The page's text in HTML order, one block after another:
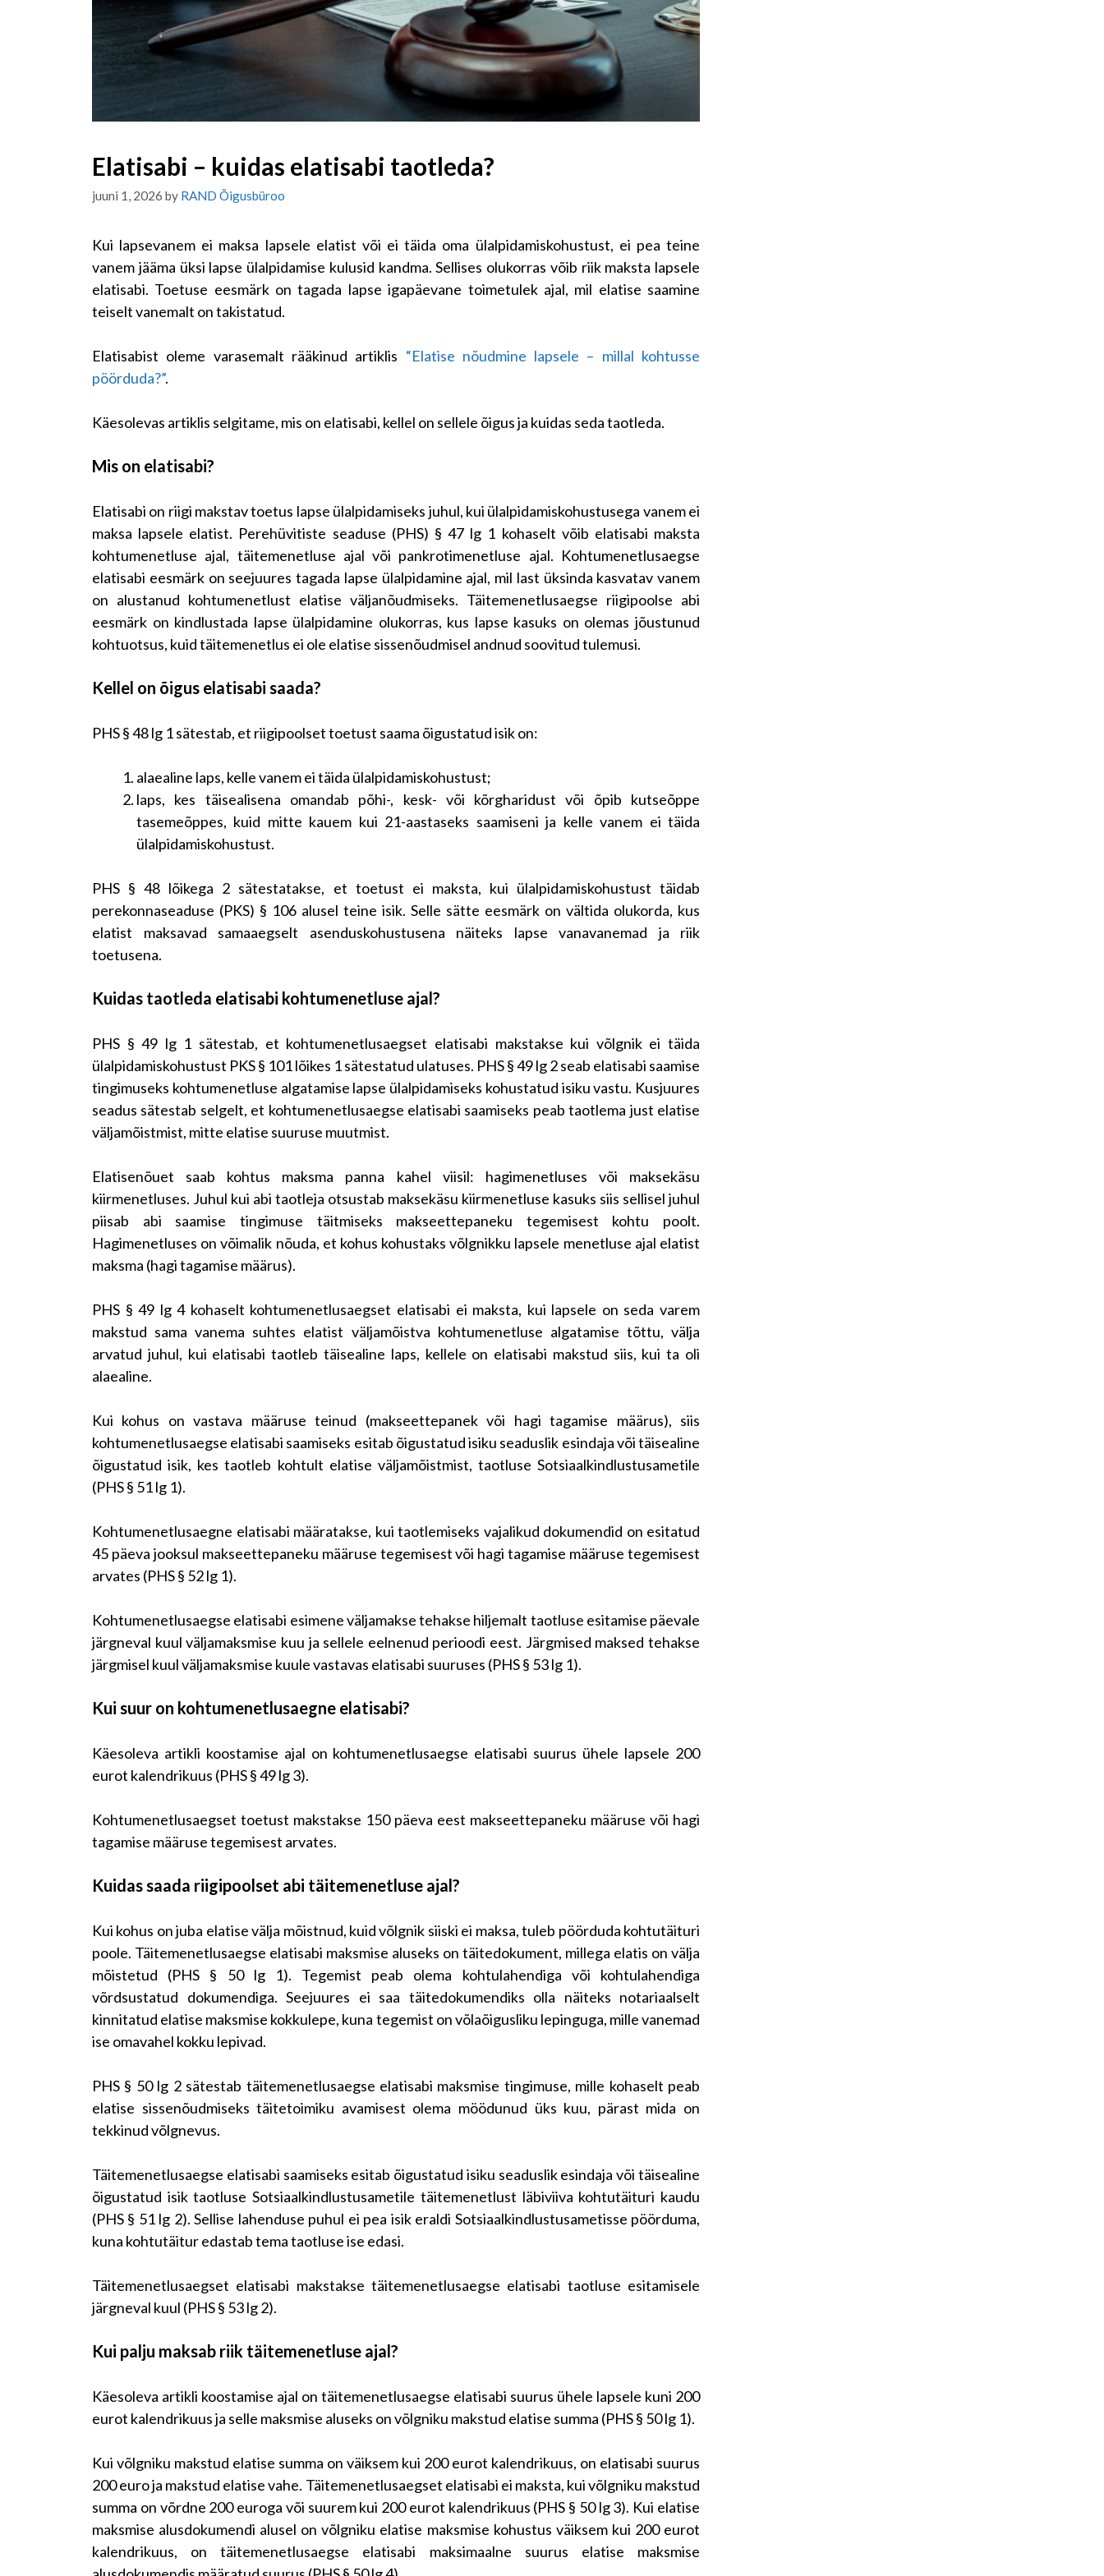
Elatisabi – kuidas elatisabi taotleda?
juuni 1, 2026 by RAND Õigusbüroo
Kui lapsevanem ei maksa lapsele elatist või ei täida oma ülalpidamiskohustust, ei pea teine
vanem jääma üksi lapse ülalpidamise kulusid kandma. Sellises olukorras võib riik maksta lapsele
elatisabi. Toetuse eesmärk on tagada lapse igapäevane toimetulek ajal, mil elatise saamine
teiselt vanemalt on takistatud.
Elatisabist oleme varasemalt rääkinud artiklis “Elatise nõudmine lapsele – millal kohtusse
pöörduda?”.
Käesolevas artiklis selgitame, mis on elatisabi, kellel on sellele õigus ja kuidas seda taotleda.
Mis on elatisabi?
Elatisabi on riigi makstav toetus lapse ülalpidamiseks juhul, kui ülalpidamiskohustusega vanem ei
maksa lapsele elatist. Perehüvitiste seaduse (PHS) § 47 lg 1 kohaselt võib elatisabi maksta
kohtumenetluse ajal, täitemenetluse ajal või pankrotimenetluse ajal. Kohtumenetlusaegse
elatisabi eesmärk on seejuures tagada lapse ülalpidamine ajal, mil last üksinda kasvatav vanem
on alustanud kohtumenetlust elatise väljanõudmiseks. Täitemenetlusaegse riigipoolse abi
eesmärk on kindlustada lapse ülalpidamine olukorras, kus lapse kasuks on olemas jõustunud
kohtuotsus, kuid täitemenetlus ei ole elatise sissenõudmisel andnud soovitud tulemusi.
Kellel on õigus elatisabi saada?
PHS § 48 lg 1 sätestab, et riigipoolset toetust saama õigustatud isik on:
alaealine laps, kelle vanem ei täida ülalpidamiskohustust;
laps, kes täisealisena omandab põhi-, kesk- või kõrgharidust või õpib kutseõppe
tasemeõppes, kuid mitte kauem kui 21-aastaseks saamiseni ja kelle vanem ei täida
ülalpidamiskohustust.
PHS § 48 lõikega 2 sätestatakse, et toetust ei maksta, kui ülalpidamiskohustust täidab
perekonnaseaduse (PKS) § 106 alusel teine isik. Selle sätte eesmärk on vältida olukorda, kus
elatist maksavad samaaegselt asenduskohustusena näiteks lapse vanavanemad ja riik
toetusena.
Kuidas taotleda elatisabi kohtumenetluse ajal?
PHS § 49 lg 1 sätestab, et kohtumenetlusaegset elatisabi makstakse kui võlgnik ei täida
ülalpidamiskohustust PKS § 101 lõikes 1 sätestatud ulatuses. PHS § 49 lg 2 seab elatisabi saamise
tingimuseks kohtumenetluse algatamise lapse ülalpidamiseks kohustatud isiku vastu. Kusjuures
seadus sätestab selgelt, et kohtumenetlusaegse elatisabi saamiseks peab taotlema just elatise
väljamõistmist, mitte elatise suuruse muutmist.
Elatisenõuet saab kohtus maksma panna kahel viisil: hagimenetluses või maksekäsu
kiirmenetluses. Juhul kui abi taotleja otsustab maksekäsu kiirmenetluse kasuks siis sellisel juhul
piisab abi saamise tingimuse täitmiseks makseettepaneku tegemisest kohtu poolt.
Hagimenetluses on võimalik nõuda, et kohus kohustaks võlgnikku lapsele menetluse ajal elatist
maksma (hagi tagamise määrus).
PHS § 49 lg 4 kohaselt kohtumenetlusaegset elatisabi ei maksta, kui lapsele on seda varem
makstud sama vanema suhtes elatist väljamõistva kohtumenetluse algatamise tõttu, välja
arvatud juhul, kui elatisabi taotleb täisealine laps, kellele on elatisabi makstud siis, kui ta oli
alaealine.
Kui kohus on vastava määruse teinud (makseettepanek või hagi tagamise määrus), siis
kohtumenetlusaegse elatisabi saamiseks esitab õigustatud isiku seaduslik esindaja või täisealine
õigustatud isik, kes taotleb kohtult elatise väljamõistmist, taotluse Sotsiaalkindlustusametile
(PHS § 51 lg 1).
Kohtumenetlusaegne elatisabi määratakse, kui taotlemiseks vajalikud dokumendid on esitatud
45 päeva jooksul makseettepaneku määruse tegemisest või hagi tagamise määruse tegemisest
arvates (PHS § 52 lg 1).
Kohtumenetlusaegse elatisabi esimene väljamakse tehakse hiljemalt taotluse esitamise päevale
järgneval kuul väljamaksmise kuu ja sellele eelnenud perioodi eest. Järgmised maksed tehakse
järgmisel kuul väljamaksmise kuule vastavas elatisabi suuruses (PHS § 53 lg 1).
Kui suur on kohtumenetlusaegne elatisabi?
Käesoleva artikli koostamise ajal on kohtumenetlusaegse elatisabi suurus ühele lapsele 200
eurot kalendrikuus (PHS § 49 lg 3).
Kohtumenetlusaegset toetust makstakse 150 päeva eest makseettepaneku määruse või hagi
tagamise määruse tegemisest arvates.
Kuidas saada riigipoolset abi täitemenetluse ajal?
Kui kohus on juba elatise välja mõistnud, kuid võlgnik siiski ei maksa, tuleb pöörduda kohtutäituri
poole. Täitemenetlusaegse elatisabi maksmise aluseks on täitedokument, millega elatis on välja
mõistetud (PHS § 50 lg 1). Tegemist peab olema kohtulahendiga või kohtulahendiga
võrdsustatud dokumendiga. Seejuures ei saa täitedokumendiks olla näiteks notariaalselt
kinnitatud elatise maksmise kokkulepe, kuna tegemist on võlaõigusliku lepinguga, mille vanemad
ise omavahel kokku lepivad.
PHS § 50 lg 2 sätestab täitemenetlusaegse elatisabi maksmise tingimuse, mille kohaselt peab
elatise sissenõudmiseks täitetoimiku avamisest olema möödunud üks kuu, pärast mida on
tekkinud võlgnevus.
Täitemenetlusaegse elatisabi saamiseks esitab õigustatud isiku seaduslik esindaja või täisealine
õigustatud isik taotluse Sotsiaalkindlustusametile täitemenetlust läbiviiva kohtutäituri kaudu
(PHS § 51 lg 2). Sellise lahenduse puhul ei pea isik eraldi Sotsiaalkindlustusametisse pöörduma,
kuna kohtutäitur edastab tema taotluse ise edasi.
Täitemenetlusaegset elatisabi makstakse täitemenetlusaegse elatisabi taotluse esitamisele
järgneval kuul (PHS § 53 lg 2).
Kui palju maksab riik täitemenetluse ajal?
Käesoleva artikli koostamise ajal on täitemenetlusaegse elatisabi suurus ühele lapsele kuni 200
eurot kalendrikuus ja selle maksmise aluseks on võlgniku makstud elatise summa (PHS § 50 lg 1).
Kui võlgniku makstud elatise summa on väiksem kui 200 eurot kalendrikuus, on elatisabi suurus
200 euro ja makstud elatise vahe. Täitemenetlusaegset elatisabi ei maksta, kui võlgniku makstud
summa on võrdne 200 euroga või suurem kui 200 eurot kalendrikuus (PHS § 50 lg 3). Kui elatise
maksmise alusdokumendi alusel on võlgniku elatise maksmise kohustus väiksem kui 200 eurot
kalendrikuus, on täitemenetlusaegse elatisabi maksimaalne suurus elatise maksmise